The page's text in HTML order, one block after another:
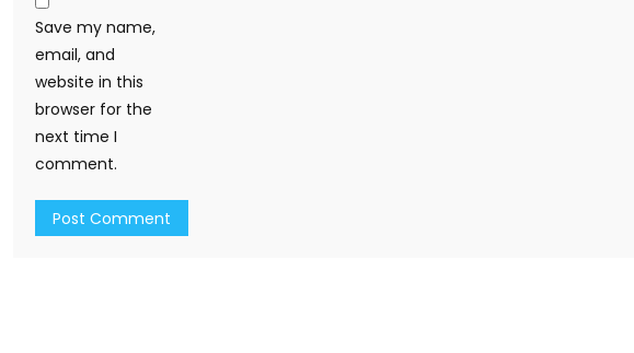
Save my name,
email, and
website in this
browser for the
next time I
comment.